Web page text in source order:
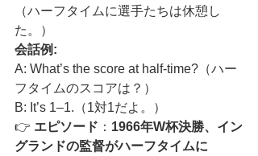
（ハーフタイムに選手たちは休憩し
た。）
会話例:
A: What’s the score at half-time?（ハー
フタイムのスコアは？）
B: It’s 1–1.（1対1だよ。）
👉 エピソード ： 1966年W杯決勝、イン
グランドの監督がハーフタイムに